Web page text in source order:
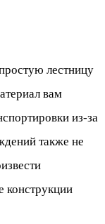
лестницу
вам
из-за
также не
конструкции